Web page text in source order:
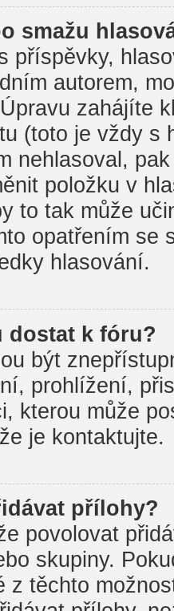
smažu
příspěvky,
autorem,
zahájíte
(toto je vždy s
nehlasoval,
položku v
to tak může
opatřením se
hlasování.
dostat k fóru?
být
prohlížení,
kterou může
je kontaktujte.
přílohy?
povolovat
skupiny.
z těchto